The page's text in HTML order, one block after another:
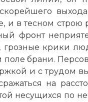
и в тесном строю
фронт
грозные крики
брани.
и с трудом
на
несущихся по